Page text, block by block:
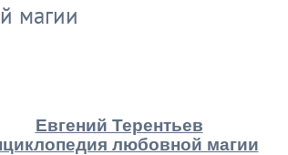
магии
Евгений Терентьев
любовной магии